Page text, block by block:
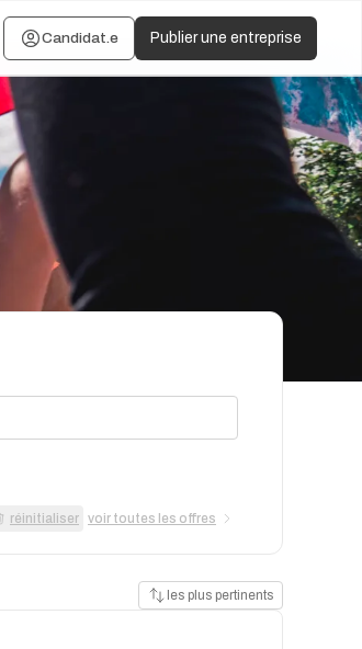
Candidat.e Publier une entreprise
réinitialiser voir toutes les offres
les plus pertinents